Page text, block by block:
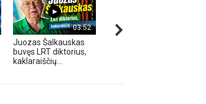
03:52
Juozas Šalkauskas
buvęs LRT diktorius,
kaklaraiščių...